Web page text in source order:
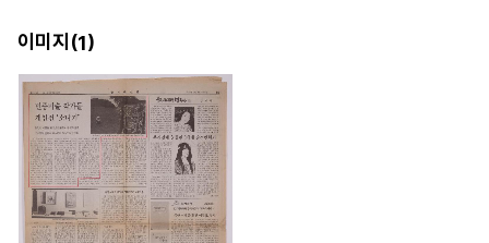
이미지(1)